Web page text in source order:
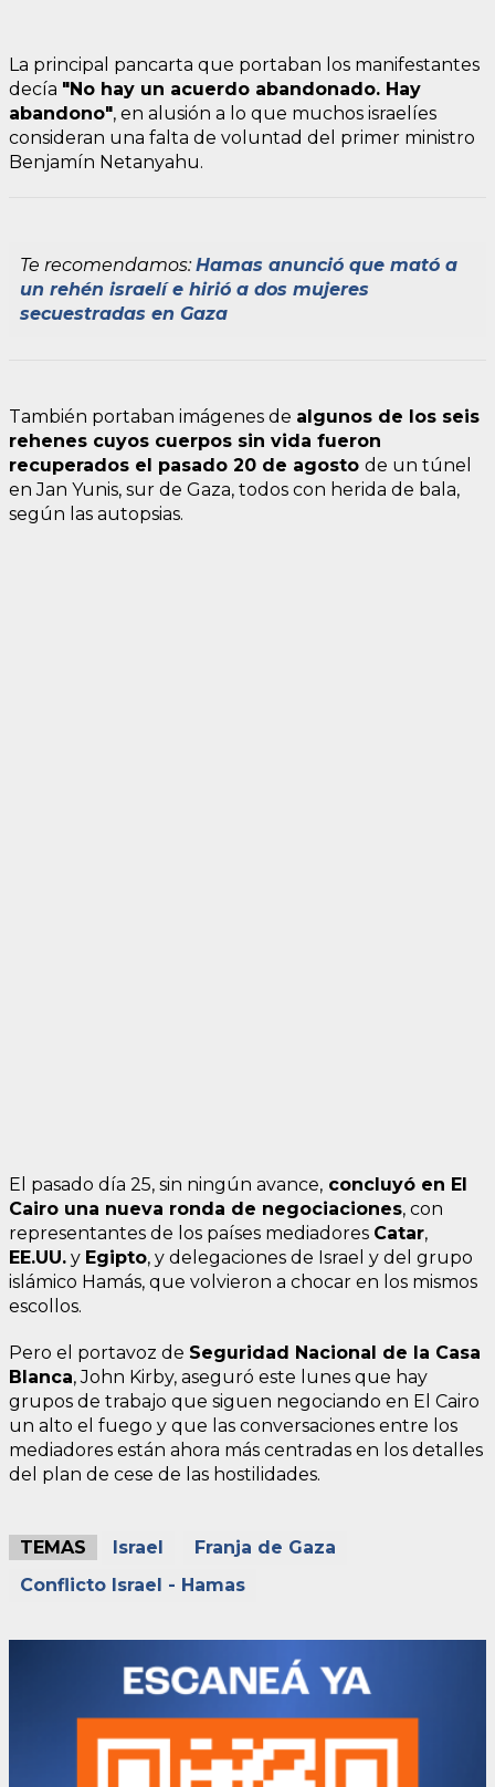
La principal pancarta que portaban los manifestantes
decía "No hay un acuerdo abandonado. Hay
abandono", en alusión a lo que muchos israelíes
consideran una falta de voluntad del primer ministro
Benjamín Netanyahu.
Te recomendamos:Hamas anunció que mató a
un rehén israelí e hirió a dos mujeres
secuestradas en Gaza
También portaban imágenes de algunos de los seis
rehenes cuyos cuerpos sin vida fueron
recuperados el pasado 20 de agosto de un túnel
en Jan Yunis, sur de Gaza, todos con herida de bala,
según las autopsias.
El pasado día 25, sin ningún avance, concluyó en El
Cairo una nueva ronda de negociaciones, con
representantes de los países mediadores Catar,
EE.UU. y Egipto, y delegaciones de Israel y del grupo
islámico Hamás, que volvieron a chocar en los mismos
escollos.
Pero el portavoz de Seguridad Nacional de la Casa
Blanca, John Kirby, aseguró este lunes que hay
grupos de trabajo que siguen negociando en El Cairo
un alto el fuego y que las conversaciones entre los
mediadores están ahora más centradas en los detalles
del plan de cese de las hostilidades.
TEMAS Israel
Franja de Gaza
Conflicto Israel - Hamas